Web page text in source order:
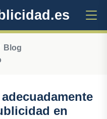
Blog
en